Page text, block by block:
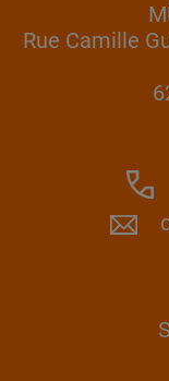
Rue Camille